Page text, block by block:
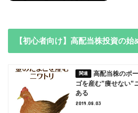
【初心者向け】高配当株投資の始
高配当株のポ
ゴを産む”痩せない”
ある
2019.08.03